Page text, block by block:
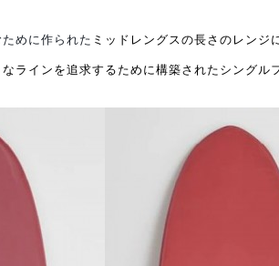
めに作られた ミッドレングスの長さのレンジ
ラインを追求するために構築されたシングル